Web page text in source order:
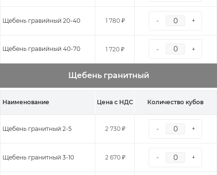
Щебень гравийный 20-40 1 780 ₽ - +
Щебень гравийный 40-70 1 720 ₽ - +
Щебень гранитный
Наименование Цена с НДС Количество кубов
Щебень гранитный 2-5 2 730 ₽ - +
Щебень гранитный 3-10 2 670 ₽ - +